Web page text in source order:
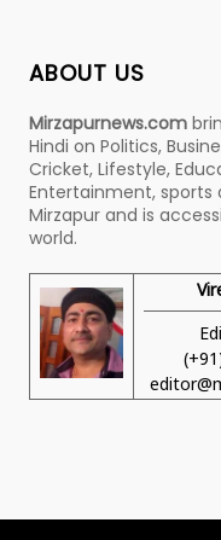
ABOUT US
Mirzapurnews.com
Hindi on Politics,
Cricket, Lifestyle,
Entertainment,
Mirzapur and is
world.